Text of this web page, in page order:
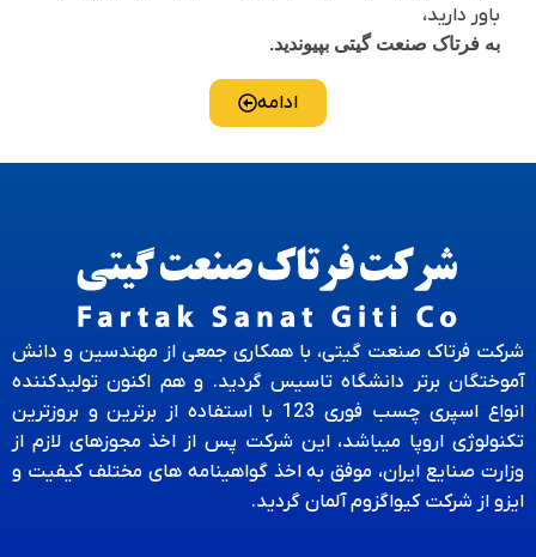
باور دارید،
به فرتاک صنعت گیتی بپیوندید.
ادامه
شرکت فرتاک صنعت گیتی، با همکاری جمعی از مهندسین و دانش
آموختگان برتر دانشگاه تاسیس گردید. و هم اکنون تولیدکننده
انواع اسپری چسب فوری 123 با استفاده از برترین و بروزترین
تکنولوژی اروپا میباشد، این شرکت پس از اخذ مجوزهای لازم از
وزارت صنایع ایران، موفق به اخذ گواهینامه های مختلف کیفیت و
ایزو از شرکت کیواگزوم آلمان گردید.